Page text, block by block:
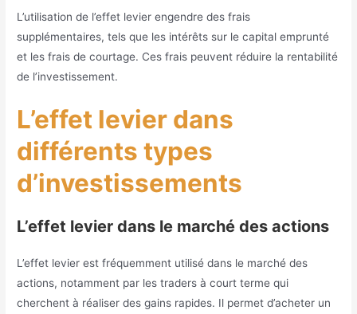
L’utilisation de l’effet levier engendre des frais
supplémentaires, tels que les intérêts sur le capital emprunté
et les frais de courtage. Ces frais peuvent réduire la rentabilité
de l’investissement.
L’effet levier dans
différents types
d’investissements
L’effet levier dans le marché des actions
L’effet levier est fréquemment utilisé dans le marché des
actions, notamment par les traders à court terme qui
cherchent à réaliser des gains rapides. Il permet d’acheter un